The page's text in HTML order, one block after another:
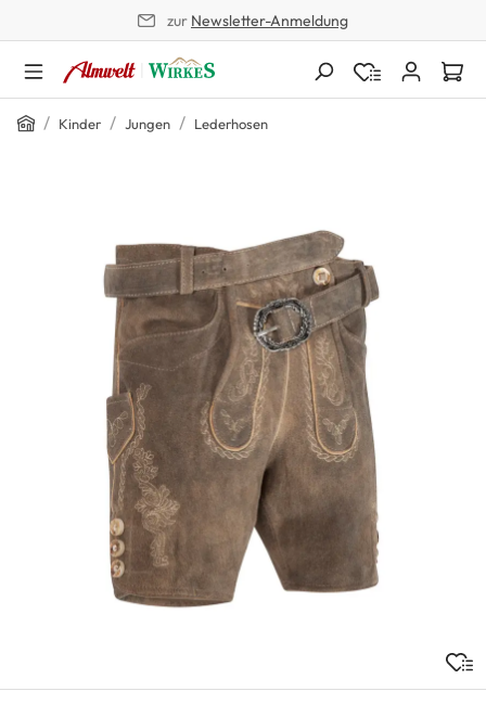
zur Newsletter-Anmeldung
Home
/ Kinder / Jungen / Lederhosen